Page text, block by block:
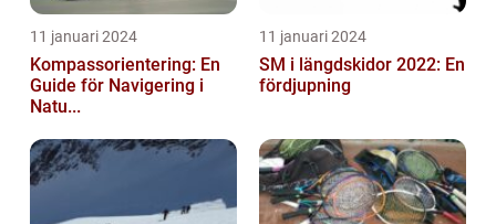
11 januari 2024
Kompassorientering: En
Guide för Navigering i
Natu...
11 januari 2024
SM i längdskidor 2022: En
fördjupning